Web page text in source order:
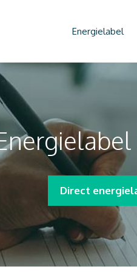
Energielabel
Direct